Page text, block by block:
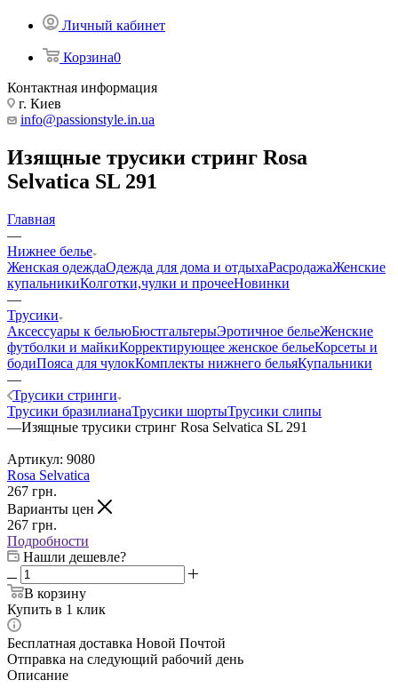
Личный кабинет
Корзина0
Контактная информация
г. Киев
info@passionstyle.in.ua
Изящные трусики стринг Rosa
Selvatica SL 291
Главная
—
Нижнее белье
Женская одеждаОдежда для дома и отдыхаРасродажаЖенские
купальникиКолготки,чулки и прочееНовинки
—
Трусики
Аксессуары к бельюБюстгальтерыЭротичное бельеЖенские
футболки и майкиКорректирующее женское бельеКорсеты и
бодиПояса для чулокКомплекты нижнего бельяКупальники
—
Трусики стринги
Трусики бразилианаТрусики шортыТрусики слипы
—Изящные трусики стринг Rosa Selvatica SL 291
Артикул: 9080
Rosa Selvatica
267 грн.
Варианты цен
267 грн.
Подробности
Нашли дешевле?
В корзину
Купить в 1 клик
Бесплатная доставка Новой Почтой
Отправка на следующий рабочий день
Описание